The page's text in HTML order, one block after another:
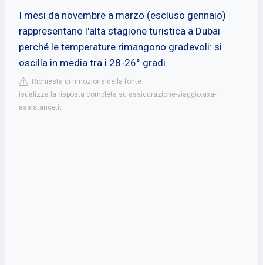
I mesi da novembre a marzo (escluso gennaio)
rappresentano l'alta stagione turistica a Dubai
perché le temperature rimangono gradevoli: si
oscilla in media tra i 28-26° gradi.
Richiesta di rimozione della fonte
isualizza la risposta completa su assicurazione-viaggio.axa-
assistance.it